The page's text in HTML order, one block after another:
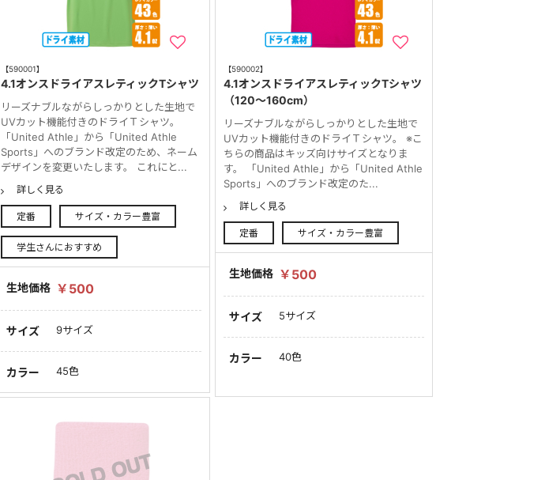
【590001】
4.1オンスドライアスレティックTシャツ
リーズナブルながらしっかりとした生地で
UVカット機能付きのドライＴシャツ。
「United Athle」から「United Athle
Sports」へのブランド改定のため、ネーム
デザインを変更いたします。 これにと...
詳しく見る
定番 サイズ・カラー豊富
学生さんにおすすめ
生地価格 ￥500
サイズ 9サイズ
カラー 45色
【590002】
4.1オンスドライアスレティックTシャツ
（120～160cm）
リーズナブルながらしっかりとした生地で
UVカット機能付きのドライＴシャツ。 ※こ
ちらの商品はキッズ向けサイズとなりま
す。 「United Athle」から「United Athle
Sports」へのブランド改定のた...
詳しく見る
定番 サイズ・カラー豊富
生地価格 ￥500
サイズ 5サイズ
カラー 40色